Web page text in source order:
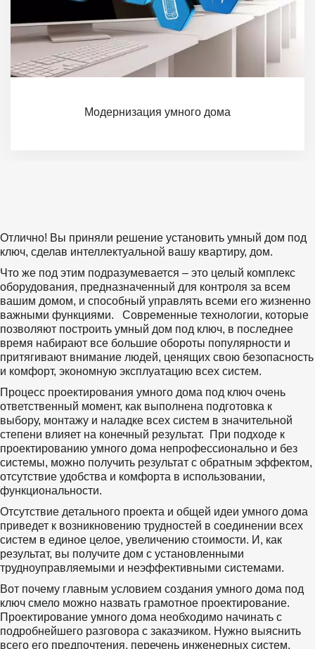
Модернизация умного дома
Отлично! Вы приняли решение установить умный дом под
ключ, сделав интеллектуальной вашу квартиру, дом.
Что же под этим подразумевается – это целый комплекс
оборудования, предназначенный для контроля за всем
вашим домом, и способный управлять всеми его жизненно
важными функциями.   Современные технологии, которые
позволяют построить умный дом под ключ, в последнее
время набирают все большие обороты популярности и
притягивают внимание людей, ценящих свою безопасность
и комфорт, экономную эксплуатацию всех систем.
Процесс проектирования умного дома под ключ очень
ответственный момент, как выполнена подготовка к
выбору, монтажу и наладке всех систем в значительной
степени влияет на конечный результат.  При подходе к
проектированию умного дома непрофессионально и без
системы, можно получить результат с обратным эффектом,
отсутствие удобства и комфорта в использовании,
функциональности.
Отсутствие детального проекта и общей идеи умного дома
приведет к возникновению трудностей в соединении всех
систем в единое целое, увеличению стоимости. И, как
результат, вы получите дом с установленными
трудноуправляемыми и неэффективными системами.
Вот почему главным условием создания умного дома под
ключ смело можно назвать грамотное проектирование.
Проектирование умного дома необходимо начинать с
подробнейшего разговора с заказчиком. Нужно выяснить
всего его предпочтения, перечень инженерных систем,